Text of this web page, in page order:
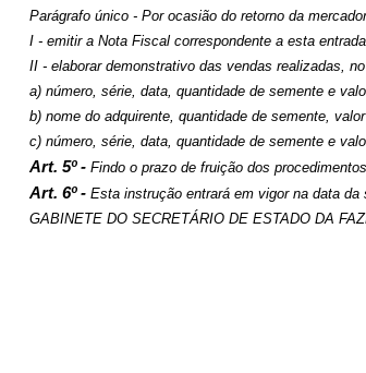
Parágrafo único - Por ocasião do retorno da
I - emitir a Nota Fiscal correspondente a esta
II - elaborar demonstrativo das vendas realizadas,
a) número, série, data, quantidade de semente e
b) nome do adquirente, quantidade de semente,
c) número, série, data, quantidade de semente e
Art. 5º - Findo o prazo de fruição dos
Art. 6º - Esta instrução entrará em vigor na data da
GABINETE DO SECRETÁRIO DE ESTADO DA